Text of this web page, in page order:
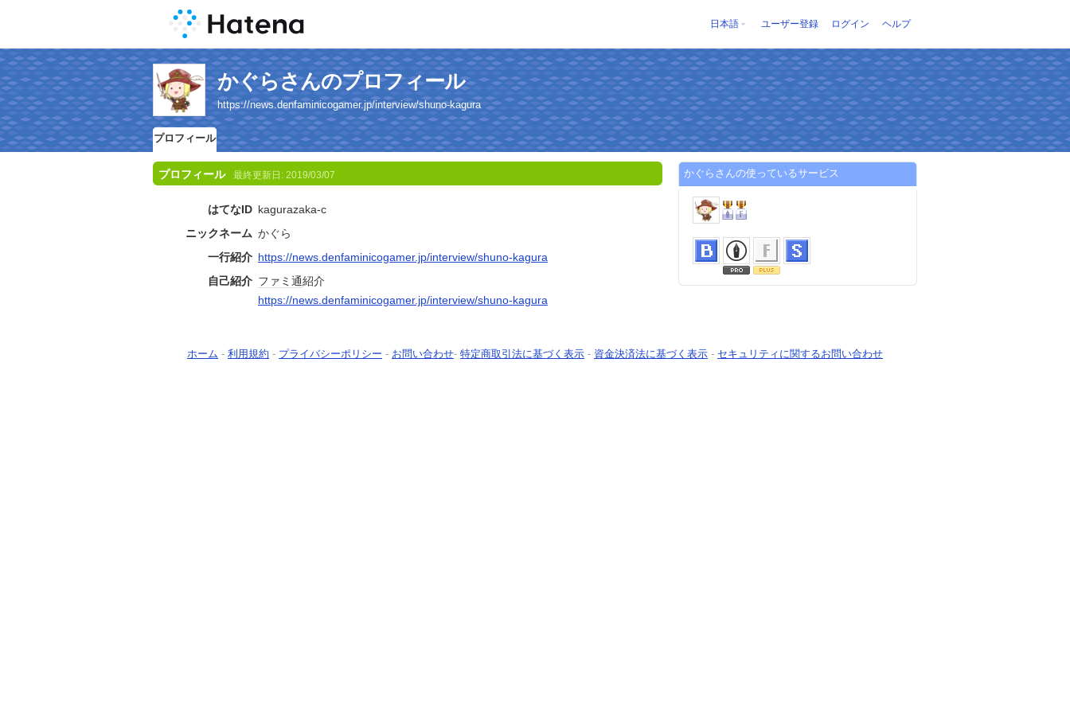
日本語 ユーザー登録 ログイン ヘルプ
かぐらさんのプロフィール
https://news.denfaminicogamer.jp/interview/shuno-kagura
プロフィール
プロフィール 最終更新日: 2019/03/07
はてなID kagurazaka-c
ニックネーム かぐら
一行紹介 https://news.denfaminicogamer.jp/interview/shuno-kagura
自己紹介 ファミ通紹介
https://news.denfaminicogamer.jp/interview/shuno-kagura
かぐらさんの使っているサービス
ホーム - 利用規約 - プライバシーポリシー - お問い合わせ- 特定商取引法に基づく表示 - 資金決済法に基づく表示 - セキュリティに関するお問い合わせ